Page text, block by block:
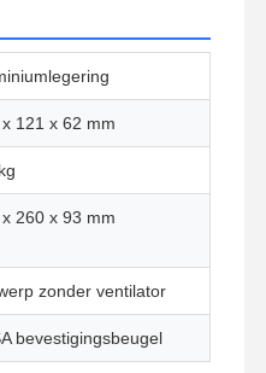
121 x 62 mm
260 x 93 mm
zonder ventilator
bevestigingsbeugel